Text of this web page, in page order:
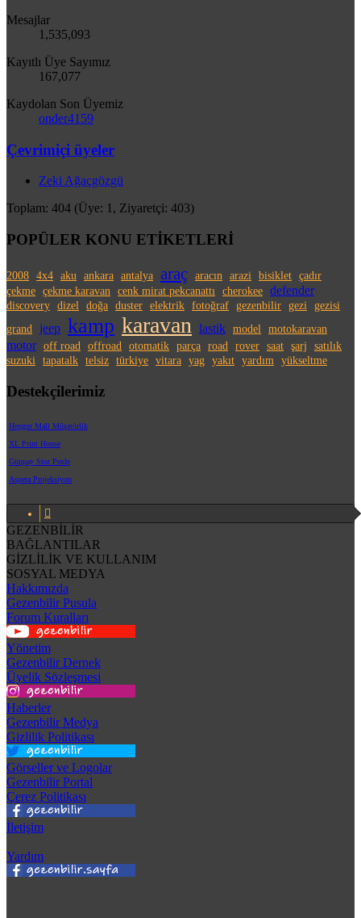
Mesajlar
1,535,093
Kayıtlı Üye Sayımız
167,077
Kaydolan Son Üyemiz
onder4159
Çevrimiçi üyeler
Zeki Ağaçgözgü
Toplam: 404 (Üye: 1, Ziyaretçi: 403)
POPÜLER KONU ETİKETLERİ
2008 4x4 aku ankara antalya araç aracın arazi bisiklet çadır
çekme çekme karavan cenk mirat pekcanattı cherokee defender
discovery dizel doğa duster elektrik fotoğraf gezenbilir gezi
gezisi
grand
jeep kamp karavan lastik model motokaravan
motor off road offroad otomatik parça road rover saat şarj
satılık
suzuki
tapatalk telsiz türkiye vitara yag yakıt yardım yükseltme
Destekçilerimiz
Hepgur Mali Müşavirlik
XL Print House
Günpay Stor Perde
Aspera Projeksiyon
GEZENBİLİR
BAĞLANTILAR
GİZLİLİK VE KULLANIM
SOSYAL MEDYA
Hakkımızda
Gezenbilir Pusula
Forum Kuralları
Yönetim
Gezenbilir Dernek
Üyelik Sözleşmesi
Haberler
Gezenbilir Medya
Gizlilik Politikası
Görseller ve Logolar
Gezenbilir Portal
Çerez Politikası
İletişim
Yardım